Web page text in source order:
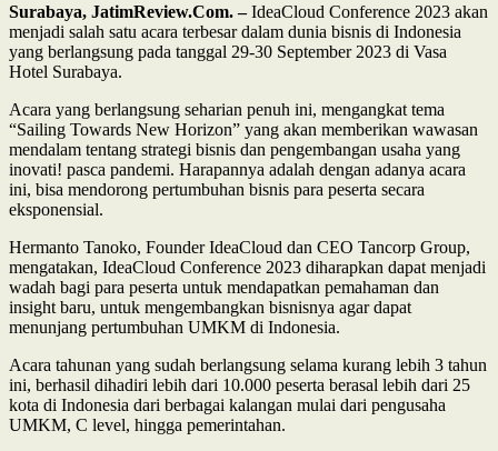
Surabaya, JatimReview.Com. –IdeaCloud Conference 2023 akan
menjadi salah satu acara terbesar dalam dunia bisnis di Indonesia
yang berlangsung pada tanggal 29-30 September 2023 di Vasa
Hotel Surabaya.
Acara yang berlangsung seharian penuh ini, mengangkat tema
“Sailing Towards New Horizon” yang akan memberikan wawasan
mendalam tentang strategi bisnis dan pengembangan usaha yang
inovati! pasca pandemi. Harapannya adalah dengan adanya acara
ini, bisa mendorong pertumbuhan bisnis para peserta secara
eksponensial.
Hermanto Tanoko, Founder IdeaCloud dan CEO Tancorp Group,
mengatakan, IdeaCloud Conference 2023 diharapkan dapat menjadi
wadah bagi para peserta untuk mendapatkan pemahaman dan
insight baru, untuk mengembangkan bisnisnya agar dapat
menunjang pertumbuhan UMKM di Indonesia.
Acara tahunan yang sudah berlangsung selama kurang lebih 3 tahun
ini, berhasil dihadiri lebih dari 10.000 peserta berasal lebih dari 25
kota di Indonesia dari berbagai kalangan mulai dari pengusaha
UMKM, C level, hingga pemerintahan.